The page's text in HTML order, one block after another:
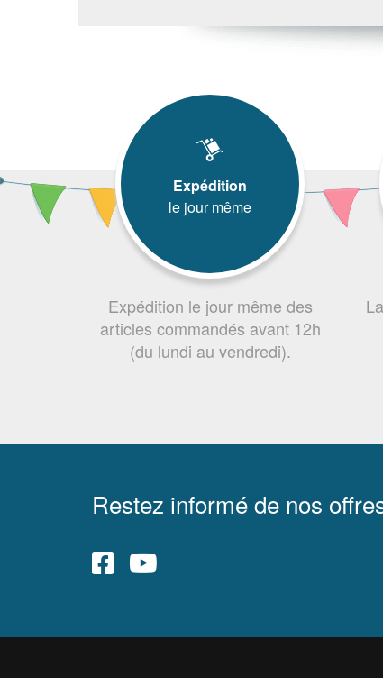
Expédition
le jour même
Expédition le jour même des
articles commandés avant 12h
(du lundi au vendredi).
Restez informé de nos